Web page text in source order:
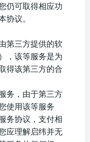
仍可取得相应功
议。
第三方提供的软
，该等服务是为
得该第三方的合
务，由于第三方
使用该等服务
务协议，支付相
应理解启纬并无